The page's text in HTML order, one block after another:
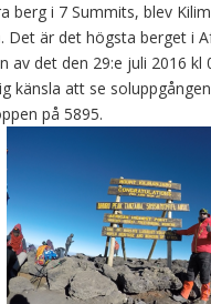
berg i 7 Summits, blev
Det är det högsta berget i
av det den 29:e juli 2016 kl
känsla att se
på 5895.